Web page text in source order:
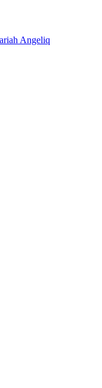
Angeliq